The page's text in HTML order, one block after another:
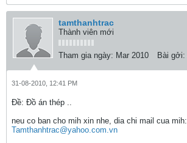
tamthanhtrac
Thành viên mới
Tham gia ngày: Mar 2010 Bài gởi:
31-08-2010, 12:41 PM
Ðề: Đồ án thép ..
neu co ban cho mih xin nhe, dia chi mail cua mih:
Tamthanhtrac@yahoo.com.vn